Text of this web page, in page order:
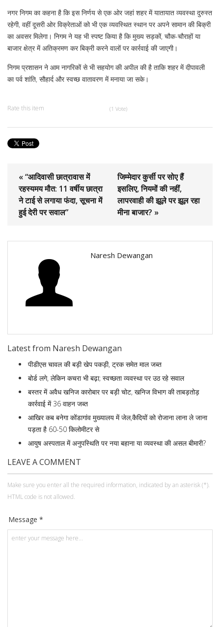
नगर निगम का कहना है कि इस निर्णय से एक ओर जहां शहर में यातायात व्यवस्था दुरुस्त
रहेगी, वहीं दूसरी ओर विक्रेताओं को भी एक व्यवस्थित स्थान पर अपने सामान की बिक्री
का अवसर मिलेगा। निगम ने यह भी स्पष्ट किया है कि मुख्य सड़कों, चौक-चौराहों या
बाजार क्षेत्र में अतिक्रमण कर बिक्री करने वालों पर कार्रवाई की जाएगी।
निगम प्रशासन ने आम नागरिकों से भी सहयोग की अपील की है ताकि शहर में दीपावली
का पर्व शांति, सौहार्द और स्वच्छ वातावरण में मनाया जा सके।
Rate this item (1 Vote)
« “आदिवासी छात्रावास में
रहस्यमय मौत: 11 वर्षीय छात्रा
ने टाई से लगाया फंदा, सूचना में
हुई देरी पर सवाल”
जिम्मेदार कुर्सी पर सोए हैं
इसलिए, नियमों की नहीं,
लापरवाही की झूले पर झूल रहा
मीना बाजार? »
Naresh Dewangan
Latest from Naresh Dewangan
पीडीएस चावल की बड़ी खेप पकड़ी, ट्रक समेत माल जब्त
बोर्ड लगे, लेकिन कचरा भी बढ़ा; स्वच्छता व्यवस्था पर उठ रहे सवाल
बस्तर में अवैध खनिज कारोबार पर बड़ी चोट, खनिज विभाग की ताबड़तोड़
कार्रवाई में 36 वाहन जब्त
आखिर कब बनेगा कोंडागांव मुख्यालय में जेल,कैदियों को रोजाना लाना ले जाना
पड़ता है 60-50 किलोमीटर से
आयुष अस्पताल में अनुपस्थिति पर नया बहाना या व्यवस्था की असल बीमारी?
LEAVE A COMMENT
Make sure you enter all the required information, indicated by an asterisk (*).
HTML code is not allowed.
Message *